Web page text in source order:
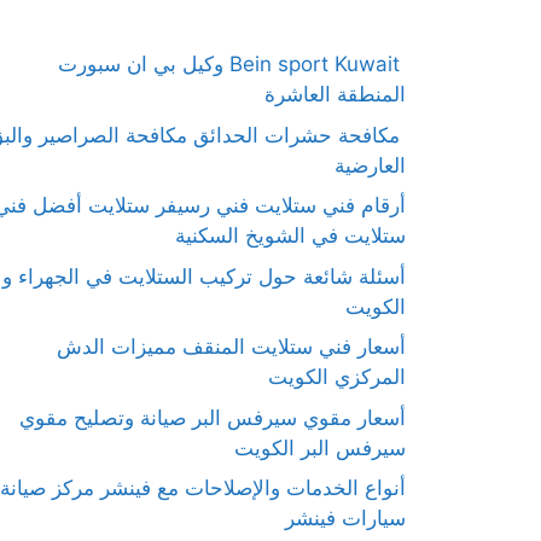
Bein sport Kuwait وكيل بي ان سبورت
المنطقة العاشرة
مكافحة حشرات الحدائق مكافحة الصراصير
العارضية
أرقام فني ستلايت فني رسيفر ستلايت أفضل
ستلايت في الشويخ السكنية
أسئلة شائعة حول تركيب الستلايت في الجهراء و
الكويت
أسعار فني ستلايت المنقف مميزات الدش
المركزي الكويت
أسعار مقوي سيرفس البر صيانة وتصليح مقوي
سيرفس البر الكويت
أنواع الخدمات والإصلاحات مع فينشر مركز صيانة
سيارات فينشر